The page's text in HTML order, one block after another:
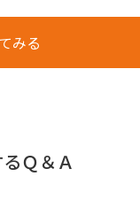
みる
Ｑ＆Ａ